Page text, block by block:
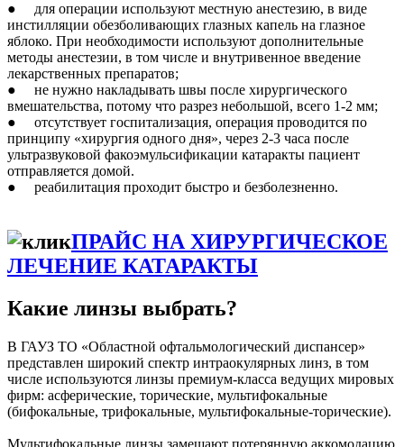
● для операции используют местную анестезию, в виде
инстилляции обезболивающих глазных капель на глазное
яблоко. При необходимости используют дополнительные
методы анестезии, в том числе и внутривенное введение
лекарственных препаратов;
● не нужно накладывать швы после хирургического
вмешательства, потому что разрез небольшой, всего 1-2 мм;
● отсутствует госпитализация, операция проводится по
принципу «хирургия одного дня», через 2-3 часа после
ультразвуковой факоэмульсификации катаракты пациент
отправляется домой.
● реабилитация проходит быстро и безболезненно.
ПРАЙС НА ХИРУРГИЧЕСКОЕ
ЛЕЧЕНИЕ КАТАРАКТЫ
Какие линзы выбрать?
В ГАУЗ ТО «Областной офтальмологический диспансер»
представлен широкий спектр интраокулярных линз, в том
числе используются линзы премиум-класса ведущих мировых
фирм: асферические, торические, мультифокальные
(бифокальные, трифокальные, мультифокальные-торические).